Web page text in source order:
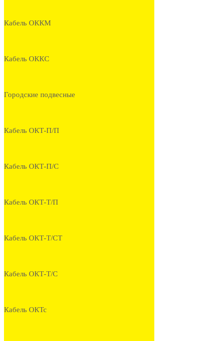
Кабель ОККМ
Кабель ОККС
Городские подвесные
Кабель ОКТ-П/П
Кабель ОКТ-П/С
Кабель ОКТ-Т/П
Кабель ОКТ-Т/СТ
Кабель ОКТ-Т/С
Кабель ОКТс